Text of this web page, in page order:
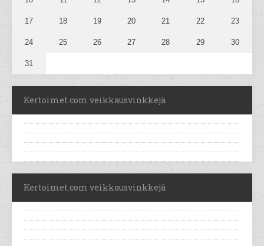
17 18 19 20 21 22 23
24 25 26 27 28 29 30
31
Kertoimet.com veikkausvinkkejä
Kertoimet.com veikkausvinkkejä